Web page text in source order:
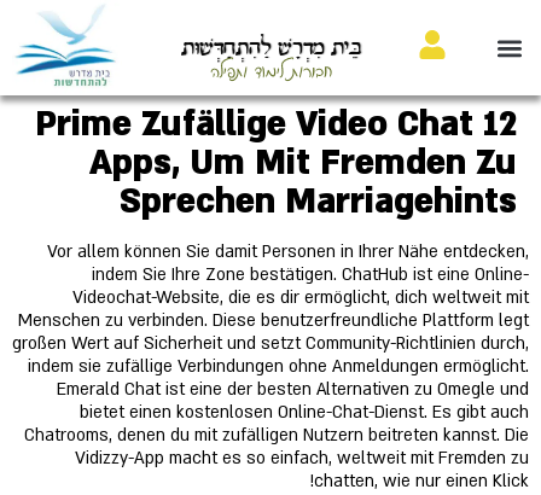
בֵּית מִדְרָשׁ לַהִתְחַדְּשׁוּת
חבורות לימוד ותפילה
12 Prime Zufällige Video Chat
Apps, Um Mit Fremden Zu
Sprechen Marriagehints
Vor allem können Sie damit Personen in Ihrer Nähe entdecken,
indem Sie Ihre Zone bestätigen. ChatHub ist eine Online-
Videochat-Website, die es dir ermöglicht, dich weltweit mit
Menschen zu verbinden. Diese benutzerfreundliche Plattform legt
großen Wert auf Sicherheit und setzt Community-Richtlinien durch,
indem sie zufällige Verbindungen ohne Anmeldungen ermöglicht.
Emerald Chat ist eine der besten Alternativen zu Omegle und
bietet einen kostenlosen Online-Chat-Dienst. Es gibt auch
Chatrooms, denen du mit zufälligen Nutzern beitreten kannst. Die
Vidizzy-App macht es so einfach, weltweit mit Fremden zu
chatten, wie nur einen Klick!